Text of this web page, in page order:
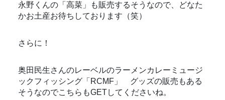
永野くんの「高菜」も販売するそうなので、どなた
かお土産お待ちしております（笑）
さらに！
​奥田民生さんのレーベルの​ラーメンカレーミュージ
ックフィッシング「RCMF」 グッズの販売もある
そうなのでこちらもGETしてくださいね。